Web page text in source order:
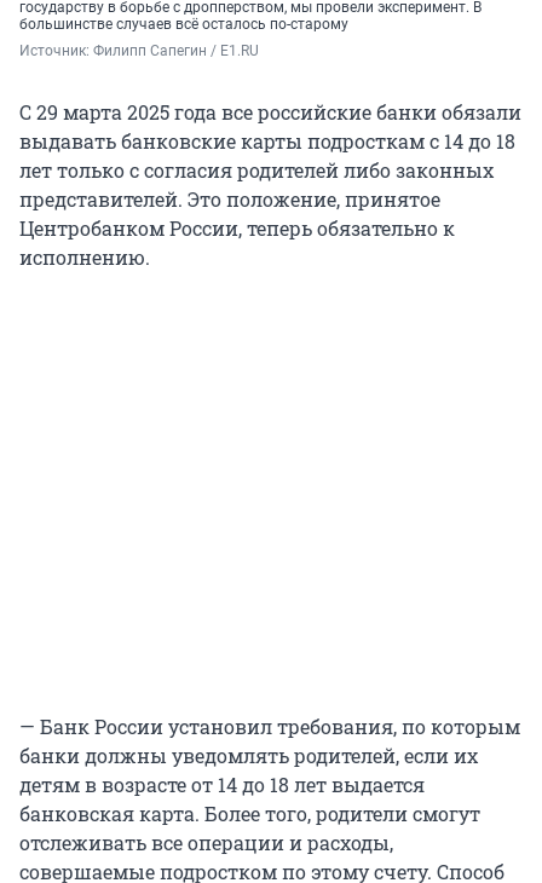
государству в борьбе с дропперством, мы провели эксперимент. В
большинстве случаев всё осталось по-старому
Источник: Филипп Сапегин / E1.RU
С 29 марта 2025 года все российские банки обязали
выдавать банковские карты подросткам с 14 до 18
лет только с согласия родителей либо законных
представителей. Это положение, принятое
Центробанком России, теперь обязательно к
исполнению.
— Банк России установил требования, по которым
банки должны уведомлять родителей, если их
детям в возрасте от 14 до 18 лет выдается
банковская карта. Более того, родители смогут
отслеживать все операции и расходы,
совершаемые подростком по этому счету. Способ